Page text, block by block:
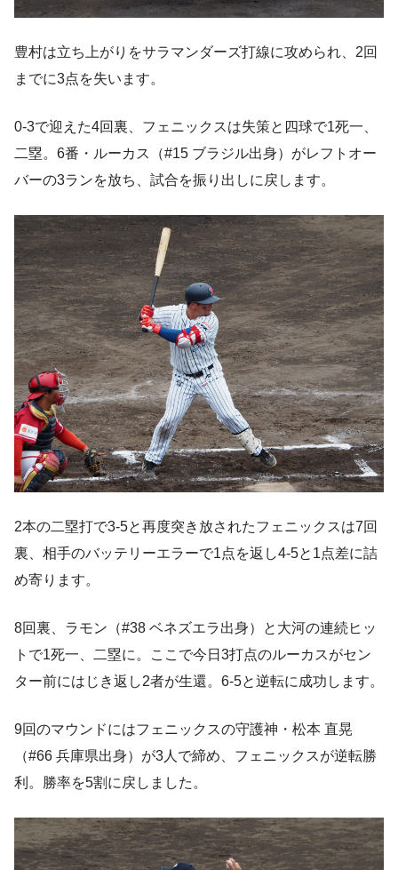
豊村は立ち上がりをサラマンダーズ打線に攻められ、2回
までに3点を失います。
0-3で迎えた4回裏、フェニックスは失策と四球で1死一、
二塁。6番・ルーカス（#15 ブラジル出身）がレフトオー
バーの3ランを放ち、試合を振り出しに戻します。
2本の二塁打で3-5と再度突き放されたフェニックスは7回
裏、相手のバッテリーエラーで1点を返し4-5と1点差に詰
め寄ります。
8回裏、ラモン（#38 ベネズエラ出身）と大河の連続ヒッ
トで1死一、二塁に。ここで今日3打点のルーカスがセン
ター前にはじき返し2者が生還。6-5と逆転に成功します。
9回のマウンドにはフェニックスの守護神・松本 直晃
（#66 兵庫県出身）が3人で締め、フェニックスが逆転勝
利。勝率を5割に戻しました。